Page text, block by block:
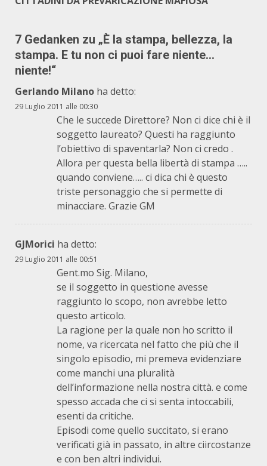
7 Gedanken zu „È la stampa, bellezza, la
stampa. E tu non ci puoi fare niente…
niente!“
Gerlando Milano ha detto:
29 Luglio 2011 alle 00:30
Che le succede Direttore? Non ci dice chi è il
soggetto laureato? Questi ha raggiunto
l’obiettivo di spaventarla? Non ci credo .
Allora per questa bella libertà di stampa …..
quando conviene….. ci dica chi è questo
triste personaggio che si permette di
minacciare. Grazie GM
GJMorici ha detto:
29 Luglio 2011 alle 00:51
Gent.mo Sig. Milano,
se il soggetto in questione avesse
raggiunto lo scopo, non avrebbe letto
questo articolo.
La ragione per la quale non ho scritto il
nome, va ricercata nel fatto che più che il
singolo episodio, mi premeva evidenziare
come manchi una pluralità
dell’informazione nella nostra città. e come
spesso accada che ci si senta intoccabili,
esenti da critiche.
Episodi come quello succitato, si erano
verificati già in passato, in altre ciircostanze
e con ben altri individui.